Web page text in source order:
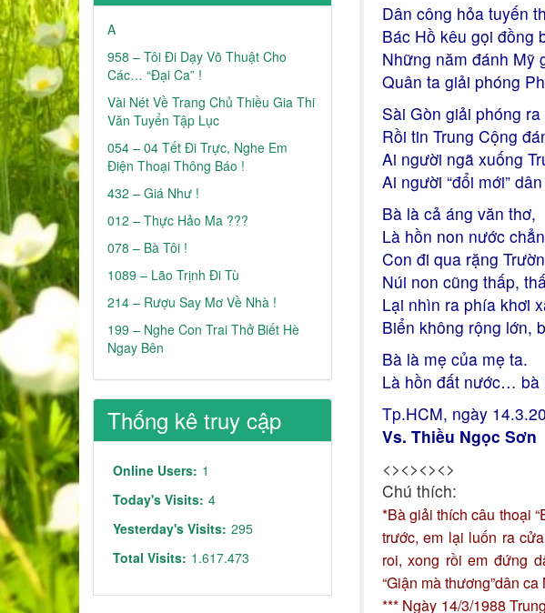
A
958 – Tôi Đi Dạy Võ Thuật Cho
Các… “đại Ca” !
Vài Nét Về Trang Chủ Thiều Gia Thi
Văn Tuyển Tập Lục
054 – 04 Tết Đi Trực, Nghe Em
Điện Thoại Thông Báo !
432 – Giá Như !
012 – Thực Hảo Ma ???
078 – Bà Tôi !
1089 – Lão Trịnh Đi Tù
214 – Rượu Say Mơ Về Nhà !
199 – Nghe Con Trai Thở Biết Hè
Ngay Bên
Thống kê truy cập
Online Users: 1
Today's Visits: 4
Yesterday's Visits: 295
Total Visits: 1.617.473
Dân công hỏa tuyến
Bác Hồ kêu gọi đồng
Những năm đánh Mỹ
Quân ta giải phóng
Sài Gòn giải phóng ra
Rồi tin Trung Cộng
Ai người ngã xuống
Ai người “đổi mới”
Bà là cả áng văn thơ,
Là hồn non nước
Con đi qua rặng
Núi non cũng thấp,
Lại nhìn ra phía khơi
Biển không rộng lớn,
Bà là mẹ của mẹ ta.
Là hồn đất nước… bà
Tp.HCM, ngày
Vs. Thiều Ngọc Sơn
<><><><>
Chú thích:
*Bà giải thích câu thoại
trước, em lại luốn ra
roi, xong rồi em đứng
“Giận mà thương”dân
*** Ngày 14/3/1988